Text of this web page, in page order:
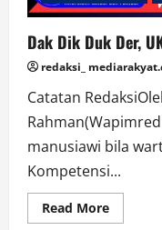
Sakato)
Dak Dik Duk Der,
redaksi_
Catatan
manusiawi bila
Kompetensi...
Read MoreRead
more